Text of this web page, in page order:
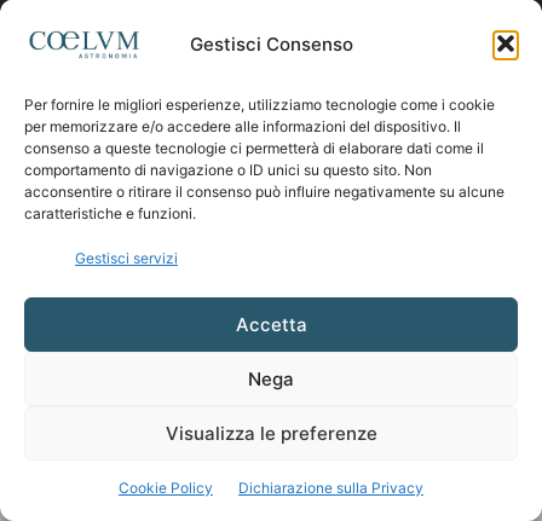
Gestisci Consenso
Per fornire le migliori esperienze, utilizziamo tecnologie come i cookie
per memorizzare e/o accedere alle informazioni del dispositivo. Il
consenso a queste tecnologie ci permetterà di elaborare dati come il
comportamento di navigazione o ID unici su questo sito. Non
acconsentire o ritirare il consenso può influire negativamente su alcune
caratteristiche e funzioni.
Gestisci servizi
Accetta
Nega
Visualizza le preferenze
Cookie Policy Dichiarazione sulla Privacy